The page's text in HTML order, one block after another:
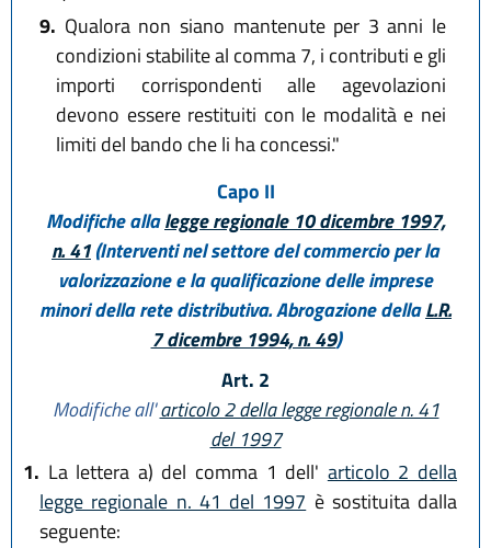
9. Qualora non siano mantenute per 3 anni le
condizioni stabilite al comma 7, i contributi e gli
importi corrispondenti alle agevolazioni
devono essere restituiti con le modalità e nei
limiti del bando che li ha concessi."
Capo II
Modifiche allalegge regionale 10 dicembre 1997,
n. 41(Interventi nel settore del commercio per la
valorizzazione e la qualificazione delle imprese
minori della rete distributiva. Abrogazione dellaL.R.
7 dicembre 1994, n. 49)
Art. 2
Modifiche all'articolo 2 della legge regionale n. 41
del 1997
1. La lettera a) del comma 1 dell' articolo 2 della
legge regionale n. 41 del 1997 è sostituita dalla
seguente: